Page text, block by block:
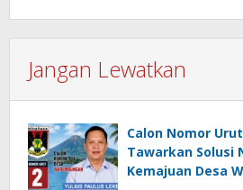
Jangan Lewatkan
Calon Nomor
Tawarkan Solusi
Kemajuan Desa